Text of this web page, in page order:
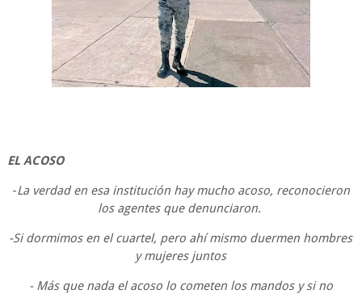
EL ACOSO
-La verdad en esa institución hay mucho acoso, reconocieron
los agentes que denunciaron.
-Si dormimos en el cuartel, pero ahí mismo duermen hombres
y mujeres juntos
- Más que nada el acoso lo cometen los mandos y si no